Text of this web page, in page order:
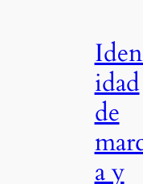
idad
de
a y